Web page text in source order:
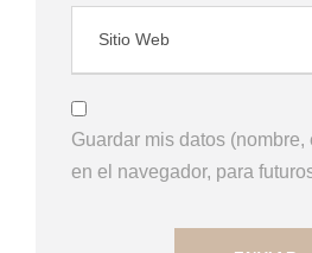
Guardar mis datos
en el navegador, para